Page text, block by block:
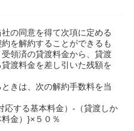
の同意を得て次項に定める
を解約することができるも
領済の貸渡料金から、貸渡
渡料金を差し引いた残額を
きは、次の解約手数料を当
する基本料金）‐（貸渡しか
金）}×５０％